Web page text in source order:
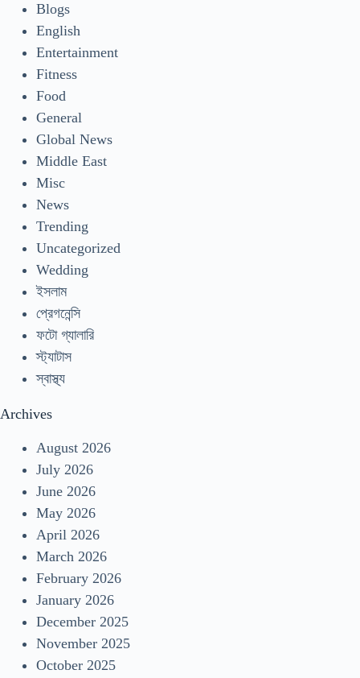
Blogs
English
Entertainment
Fitness
Food
General
Global News
Middle East
Misc
News
Trending
Uncategorized
Wedding
ইসলাম
প্রেগনেন্সি
ফটো গ্যালারি
স্ট্যাটাস
স্বাস্থ্য
Archives
August 2026
July 2026
June 2026
May 2026
April 2026
March 2026
February 2026
January 2026
December 2025
November 2025
October 2025